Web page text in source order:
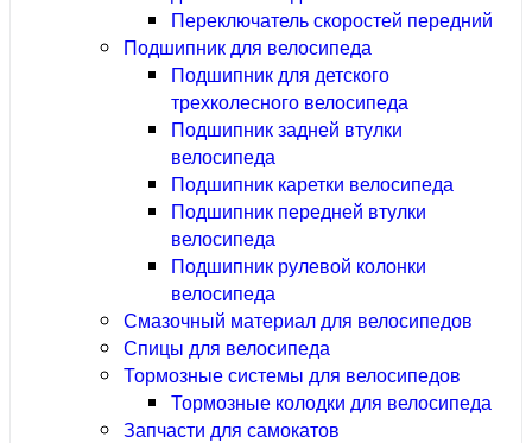
Переключатель скоростей передний
Подшипник для велосипеда
Подшипник для детского
трехколесного велосипеда
Подшипник задней втулки
велосипеда
Подшипник каретки велосипеда
Подшипник передней втулки
велосипеда
Подшипник рулевой колонки
велосипеда
Смазочный материал для велосипедов
Спицы для велосипеда
Тормозные системы для велосипедов
Тормозные колодки для велосипеда
Запчасти для самокатов